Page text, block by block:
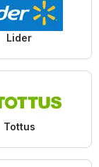
Lider
Tottus